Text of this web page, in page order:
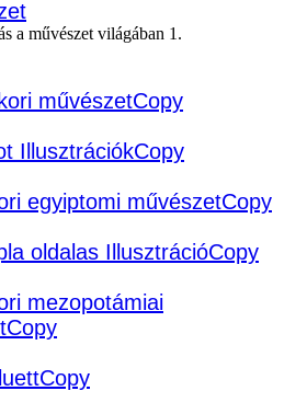
a művészet világában 1.
művészetCopy
IllusztrációkCopy
egyiptomi művészetCopy
oldalas IllusztrációCopy
mezopotámiai